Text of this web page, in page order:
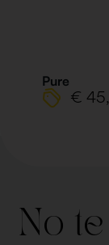
Pure
€
No